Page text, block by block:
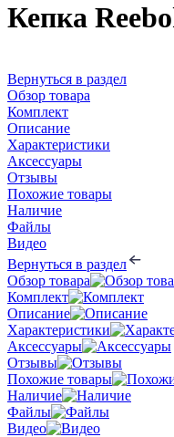
Кепка
Вернуться в раздел
Обзор товара
Комплект
Описание
Характеристики
Аксессуары
Отзывы
Похожие товары
Наличие
Файлы
Видео
Вернуться в раздел
Обзор товара
Комплект
Описание
Характеристики
Аксессуары
Отзывы
Похожие товары
Наличие
Файлы
Видео